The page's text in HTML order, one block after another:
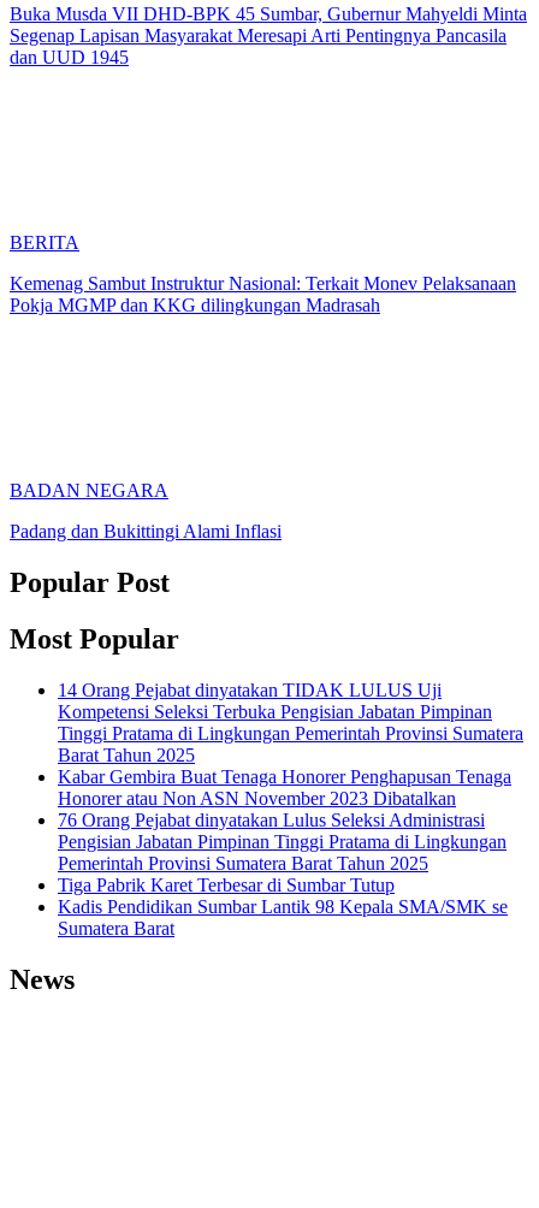
Buka Musda VII DHD-BPK 45 Sumbar, Gubernur Mahyeldi Minta
Segenap Lapisan Masyarakat Meresapi Arti Pentingnya Pancasila
dan UUD 1945
BERITA
Kemenag Sambut Instruktur Nasional: Terkait Monev Pelaksanaan
Pokja MGMP dan KKG dilingkungan Madrasah
BADAN NEGARA
Padang dan Bukittingi Alami Inflasi
Popular Post
Most Popular
14 Orang Pejabat dinyatakan TIDAK LULUS Uji
Kompetensi Seleksi Terbuka Pengisian Jabatan Pimpinan
Tinggi Pratama di Lingkungan Pemerintah Provinsi Sumatera
Barat Tahun 2025
Kabar Gembira Buat Tenaga Honorer Penghapusan Tenaga
Honorer atau Non ASN November 2023 Dibatalkan
76 Orang Pejabat dinyatakan Lulus Seleksi Administrasi
Pengisian Jabatan Pimpinan Tinggi Pratama di Lingkungan
Pemerintah Provinsi Sumatera Barat Tahun 2025
Tiga Pabrik Karet Terbesar di Sumbar Tutup
Kadis Pendidikan Sumbar Lantik 98 Kepala SMA/SMK se
Sumatera Barat
News